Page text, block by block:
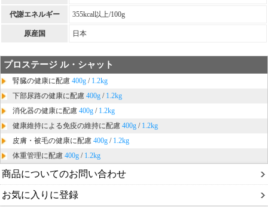
代謝エネルギー 355kcal以上/100g
原産国 日本
プロステージ ル・シャット
腎臓の健康に配慮 400g / 1.2kg
下部尿路の健康に配慮 400g / 1.2kg
消化器の健康に配慮 400g / 1.2kg
健康維持による免疫の維持に配慮 400g / 1.2kg
皮膚・被毛の健康に配慮 400g / 1.2kg
体重管理に配慮 400g / 1.2kg
商品についてのお問い合わせ
お気に入りに登録